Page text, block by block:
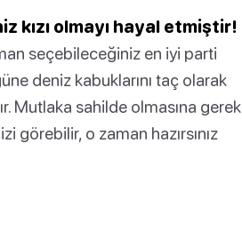
kızı olmayı hayal etmiştir!
seçebileceğiniz en iyi parti
deniz kabuklarını taç olarak
Mutlaka sahilde olmasına gerek
görebilir, o zaman hazırsınız